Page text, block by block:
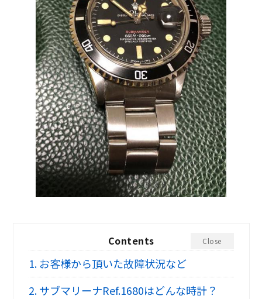
Contents Close
1.お客様から頂いた故障状況など
2.サブマリーナRef.1680はどんな時計？